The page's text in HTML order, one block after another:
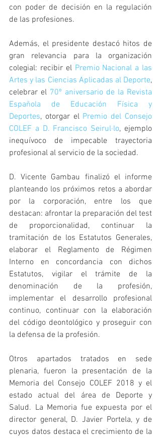
con poder de decisión en la regulación
de las profesiones.
Además, el presidente destacó hitos de
gran relevancia para la organización
colegial: recibir el Premio Nacional a las
Artes y las Ciencias Aplicadas al Deporte,
celebrar el 70º aniversario de la Revista
Española de Educación Física y
Deportes, otorgar el Premio del Consejo
COLEF a D. Francisco Seirul·lo, ejemplo
inequívoco de impecable trayectoria
profesional al servicio de la sociedad.
D. Vicente Gambau finalizó el informe
planteando los próximos retos a abordar
por la corporación, entre los que
destacan: afrontar la preparación del test
de proporcionalidad, continuar la
tramitación de los Estatutos Generales,
elaborar el Reglamento de Régimen
Interno en concordancia con dichos
Estatutos, vigilar el trámite de la
denominación de la profesión,
implementar el desarrollo profesional
continuo, continuar con la elaboración
del código deontológico y proseguir con
la defensa de la profesión.
Otros apartados tratados en sede
plenaria, fueron la presentación de la
Memoria del Consejo COLEF 2018 y el
estado actual del área de Deporte y
Salud. La Memoria fue expuesta por el
director general, D. Javier Portela, y de
cuyos datos destaca el crecimiento de la